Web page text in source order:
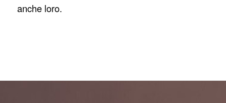
anche loro.